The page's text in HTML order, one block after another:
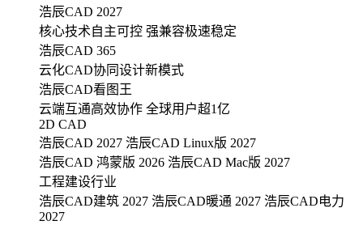
浩辰CAD 2027
核心技术自主可控 强兼容极速稳定
浩辰CAD 365
云化CAD协同设计新模式
浩辰CAD看图王
云端互通高效协作 全球用户超1亿
2D CAD
浩辰CAD 2027 浩辰CAD Linux版 2027
浩辰CAD 鸿蒙版 2026 浩辰CAD Mac版 2027
工程建设行业
浩辰CAD建筑 2027 浩辰CAD暖通 2027 浩辰CAD电力
2027